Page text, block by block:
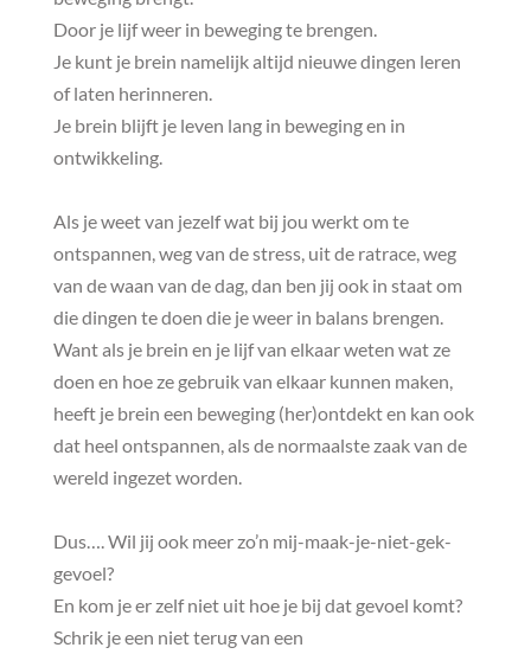
Door je lijf weer in beweging te brengen.
Je kunt je brein namelijk altijd nieuwe dingen leren
of laten herinneren.
Je brein blijft je leven lang in beweging en in
ontwikkeling.
Als je weet van jezelf wat bij jou werkt om te
ontspannen, weg van de stress, uit de ratrace, weg
van de waan van de dag, dan ben jij ook in staat om
die dingen te doen die je weer in balans brengen.
Want als je brein en je lijf van elkaar weten wat ze
doen en hoe ze gebruik van elkaar kunnen maken,
heeft je brein een beweging (her)ontdekt en kan ook
dat heel ontspannen, als de normaalste zaak van de
wereld ingezet worden.
Dus…. Wil jij ook meer zo’n mij-maak-je-niet-gek-
gevoel?
En kom je er zelf niet uit hoe je bij dat gevoel komt?
Schrik je een niet terug van een